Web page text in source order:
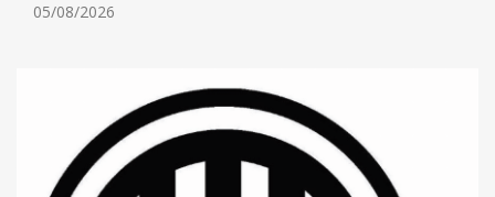
05/08/2026